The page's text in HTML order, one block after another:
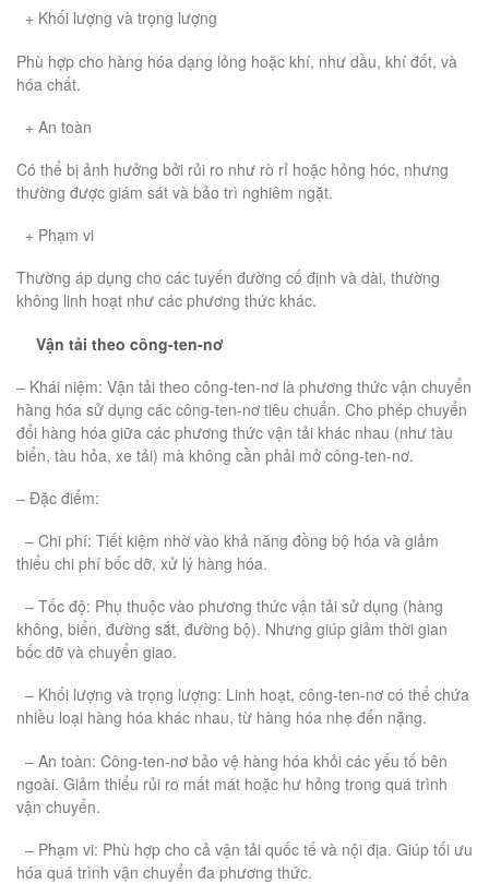
+ Khối lượng và trọng lượng
Phù hợp cho hàng hóa dạng lỏng hoặc khí, như dầu, khí đốt, và
hóa chất.
+ An toàn
Có thể bị ảnh hưởng bởi rủi ro như rò rỉ hoặc hỏng hóc, nhưng
thường được giám sát và bảo trì nghiêm ngặt.
+ Phạm vi
Thường áp dụng cho các tuyến đường cố định và dài, thường
không linh hoạt như các phương thức khác.
Vận tải theo công-ten-nơ
– Khái niệm: Vận tải theo công-ten-nơ là phương thức vận chuyển
hàng hóa sử dụng các công-ten-nơ tiêu chuẩn. Cho phép chuyển
đổi hàng hóa giữa các phương thức vận tải khác nhau (như tàu
biển, tàu hỏa, xe tải) mà không cần phải mở công-ten-nơ.
– Đặc điểm:
– Chi phí: Tiết kiệm nhờ vào khả năng đồng bộ hóa và giảm
thiểu chi phí bốc dỡ, xử lý hàng hóa.
– Tốc độ: Phụ thuộc vào phương thức vận tải sử dụng (hàng
không, biển, đường sắt, đường bộ). Nhưng giúp giảm thời gian
bốc dỡ và chuyển giao.
– Khối lượng và trọng lượng: Linh hoạt, công-ten-nơ có thể chứa
nhiều loại hàng hóa khác nhau, từ hàng hóa nhẹ đến nặng.
– An toàn: Công-ten-nơ bảo vệ hàng hóa khỏi các yếu tố bên
ngoài. Giảm thiểu rủi ro mất mát hoặc hư hỏng trong quá trình
vận chuyển.
– Phạm vi: Phù hợp cho cả vận tải quốc tế và nội địa. Giúp tối ưu
hóa quá trình vận chuyển đa phương thức.